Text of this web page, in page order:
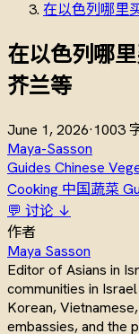
在以色列哪里
在以色列哪
芥兰等
June 1, 2026·1003
Maya-Sasson
Guides Chinese
Cooking 中国蔬菜
💬 讨论 ↓
作者
Maya Sasson
Editor of Asians in
communities in
Korean,
embassies, and the